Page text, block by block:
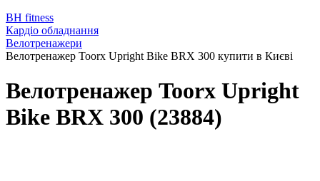
BH fitness
Кардіо обладнання
Велотренажери
Велотренажер Toorx Upright Bike BRX 300 купити в Києві
Велотренажер Toorx Upright
Bike BRX 300 (23884)